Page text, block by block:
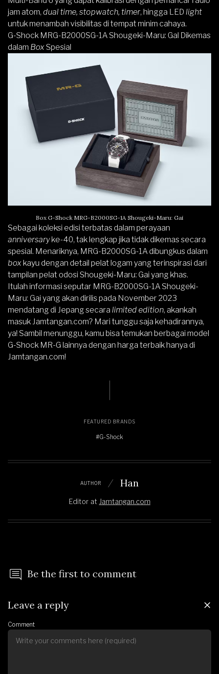
jam atom, dual time, stopwatch, timer, hingga LED light
untuk menambah visibilitas di tempat minim cahaya.
G-Shock MRG-B2000SG-1A Shougeki-Maru: Gal Dikemas
dalam Box Spesial
Box G-Shock MRG-B2000SG-1A Shougeki-Maru: Gai
Sebagai koleksi edisi terbatas dalam perayaan
anniversaryke-40, tak lengkap jika tidak dikemas secara
spesial. Menariknya, MRG-B2000SG-1A dibungkus dalam
boxkayu dengan detail pelat logam yang terinspirasi dari
tampilan pelat odosi Shougeki-Maru: Gai yang khas.
Itulah informasi seputar MRG-B2000SG-1A Shougeki-
Maru: Gai yang akan dirilis pada November 2023
mendatang di Jepang secara limited edition, akankah
masuk Jamtangan.com? Mari tunggu saja kehadirannya,
ya! Sambil menunggu, kamu bisa temukan berbagai model
G-Shock MR-G lainnya dengan harga terbaik hanya di
Jamtangan.com!
FEATURED BRANDS
#G-Shock
AUTHOR Han
Editor at Jamtangan.com
Be the first to comment
Leave a reply
Comment